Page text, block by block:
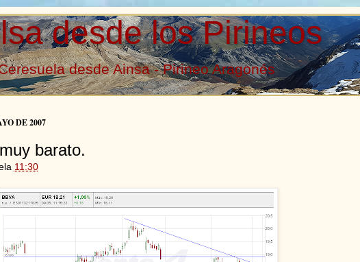
desde los Pirineos
desde Ainsa - Pirineo Aragonés
DE 2007
barato.
11:30